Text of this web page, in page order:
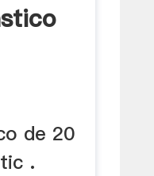
de 20
.